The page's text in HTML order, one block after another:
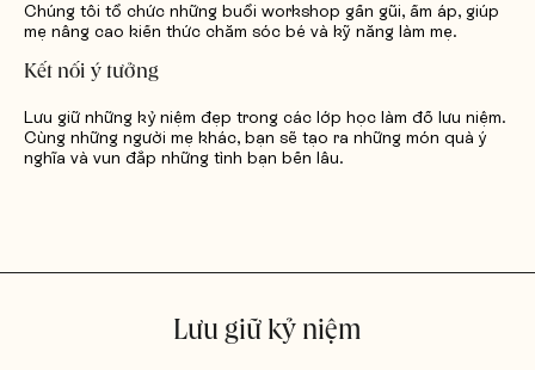
Chúng tôi tổ chức những buổi workshop gần gũi, ấm áp, giúp
mẹ nâng cao kiến thức chăm sóc bé và kỹ năng làm mẹ.
Kết nối ý tưởng
Lưu giữ những kỷ niệm đẹp trong các lớp học làm đồ lưu niệm.
Cùng những người mẹ khác, bạn sẽ tạo ra những món quà ý
nghĩa và vun đắp những tình bạn bền lâu.
Lưu giữ kỷ niệm